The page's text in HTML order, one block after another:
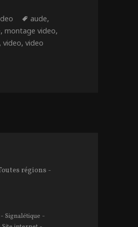
Étiquettes
aude,
,montage video,
,video,video
régions -
-Signalétique -